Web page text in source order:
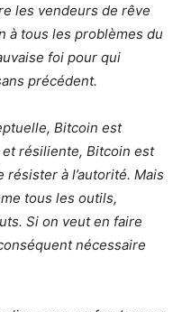
les vendeurs de rêve
à tous les problèmes du
foi pour qui
précédent.
Bitcoin est
et résiliente, Bitcoin est
à l’autorité. Mais
tous les outils,
Si on veut en faire
nécessaire